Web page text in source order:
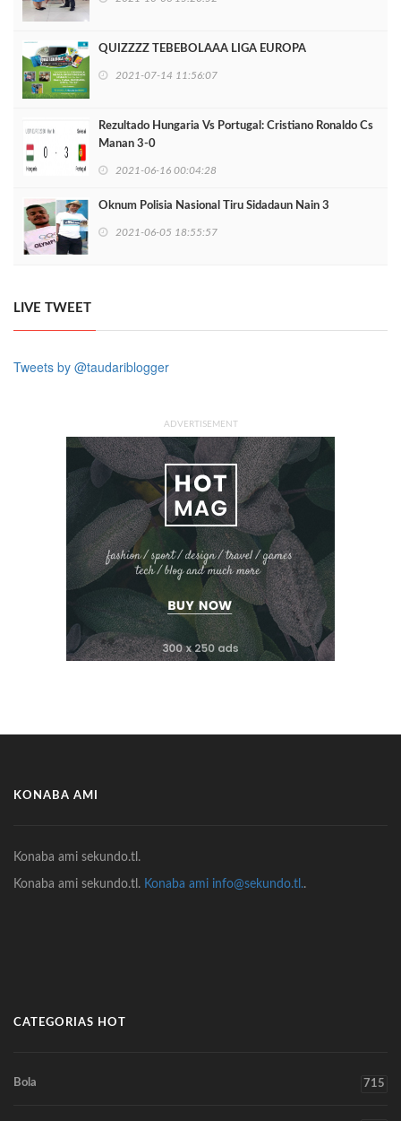
QUIZZZZ TEBEBOLAAA LIGA EUROPA
2021-07-14 11:56:07
Rezultado Hungaria Vs Portugal: Cristiano Ronaldo Cs
Manan 3-0
2021-06-16 00:04:28
Oknum Polisia Nasional Tiru Sidadaun Nain 3
2021-06-05 18:55:57
LIVE TWEET
Tweets by @taudariblogger
ADVERTISEMENT
KONABA AMI
Konaba ami sekundo.tl.
Konaba ami sekundo.tl. Konaba ami info@sekundo.tl..
CATEGORIAS HOT
Bola 715